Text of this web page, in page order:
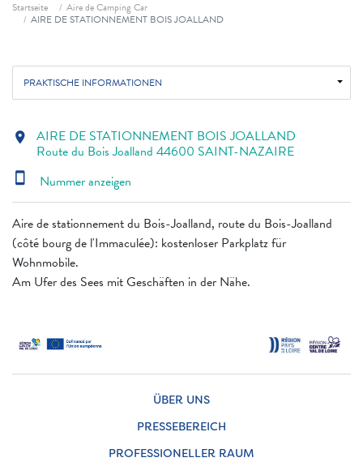
Startseite
Aire de Camping Car
AIRE DE STATIONNEMENT BOIS JOALLAND
PRAKTISCHE INFORMATIONEN
Aire de stationnement du Bois-Joalland, route du Bois-Joalland
(côté bourg de l'Immaculée): kostenloser Parkplatz für
Wohnmobile.
Am Ufer des Sees mit Geschäften in der Nähe.
location_on AIRE DE STATIONNEMENT BOIS JOALLAND
Route du Bois Joalland 44600 SAINT-NAZAIRE
smartphone Nummer anzeigen
ÜBER UNS
PRESSEBEREICH
PROFESSIONELLER RAUM